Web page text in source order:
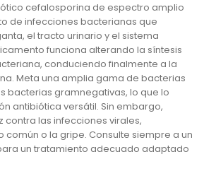
cefalosporina de espectro amplio
de infecciones bacterianas que
el tracto urinario y el sistema
funciona alterando la síntesis
conduciendo finalmente a la
Meta una amplia gama de bacterias
bacterias gramnegativas, lo que lo
antibiótica versátil. Sin embargo,
contra las infecciones virales,
común o la gripe. Consulte siempre a un
un tratamiento adecuado adaptado